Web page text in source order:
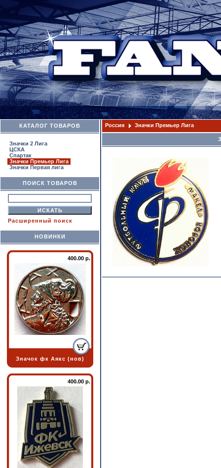
КАТАЛОГ ТОВАРОВ
Значки 2 Лига
ЦСКА
Спартак
Значки Премьер Лига
Значки Первая лига
ПОИСК ТОВАРОВ
Расширенный поиск
НОВИНКИ
400.00 р.
Значок фк Аякс (нов)
400.00 р.
Россия Значки Премьер Лига